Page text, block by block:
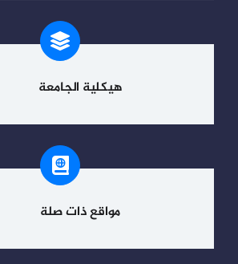
هيكلية الجامعة
مواقع ذات صلة